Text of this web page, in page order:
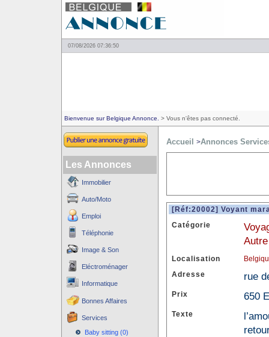
07/08/2026 07:36:50
Bienvenue sur Belgique Annonce. > Vous n'êtes pas connecté.
Les Annonces
Immobilier
Auto/Moto
Emploi
Téléphonie
Image & Son
Eléctroménager
Informatique
Bonnes Affaires
Services
Baby sitting (0)
Accueil >Annonces
[Réf:20002] Voyant
Catégorie
Autre
Localisation
Adresse
rue
Prix 650
Texte